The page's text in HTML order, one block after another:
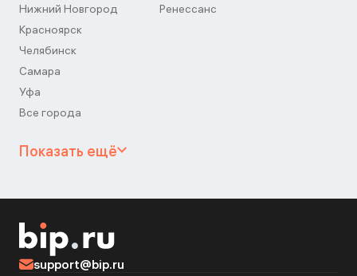
Нижний Новгород
Красноярск
Челябинск
Самара
Уфа
Все города
Ренессанс
Показать ещё
support@bip.ru